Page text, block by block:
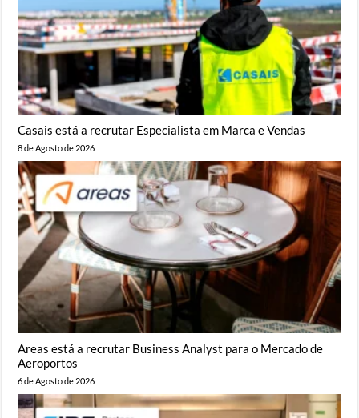
Casais está a recrutar Especialista em Marca e Vendas
8 de Agosto de 2026
Areas está a recrutar Business Analyst para o Mercado de
Aeroportos
6 de Agosto de 2026